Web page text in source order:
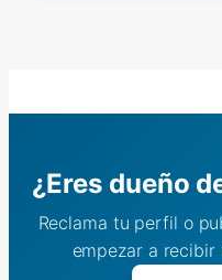
¿Eres dueño
Reclama tu perfil o
empezar a recibir